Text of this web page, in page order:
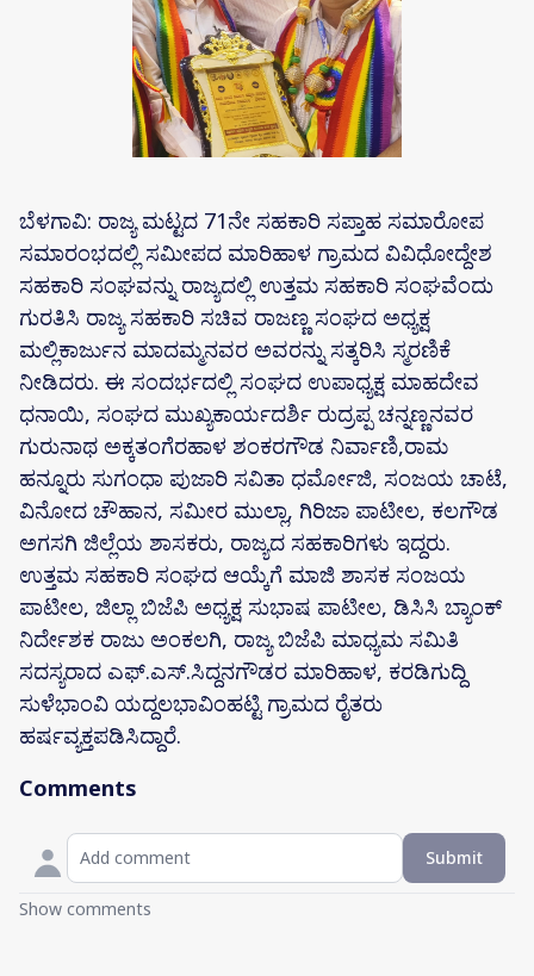
ಬೆಳಗಾವಿ: ರಾಜ್ಯ ಮಟ್ಟದ 71ನೇ ಸಹಕಾರಿ ಸಪ್ತಾಹ ಸಮಾರೋಪ
ಸಮಾರಂಭದಲ್ಲಿ ಸಮೀಪದ ಮಾರಿಹಾಳ ಗ್ರಾಮದ ವಿವಿಧೋದ್ದೇಶ
ಸಹಕಾರಿ ಸಂಘವನ್ನು ರಾಜ್ಯದಲ್ಲಿ ಉತ್ತಮ ಸಹಕಾರಿ ಸಂಘವೆಂದು
ಗುರತಿಸಿ ರಾಜ್ಯ ಸಹಕಾರಿ ಸಚಿವ ರಾಜಣ್ಣ ಸಂಘದ ಅಧ್ಯಕ್ಷ
ಮಲ್ಲಿಕಾರ್ಜುನ ಮಾದಮ್ಮನವರ ಅವರನ್ನು ಸತ್ಕರಿಸಿ ಸ್ಮರಣಿಕೆ
ನೀಡಿದರು. ಈ ಸಂದರ್ಭದಲ್ಲಿ ಸಂಘದ ಉಪಾಧ್ಯಕ್ಷ ಮಾಹದೇವ
ಧನಾಯಿ, ಸಂಘದ ಮುಖ್ಯಕಾರ್ಯದರ್ಶಿ ರುದ್ರಪ್ಪ ಚನ್ನಣ್ಣನವರ
ಗುರುನಾಥ ಅಕ್ಕತಂಗೆರಹಾಳ ಶಂಕರಗೌಡ ನಿರ್ವಾಣಿ,ರಾಮ
ಹನ್ನೂರು ಸುಗಂಧಾ ಪುಜಾರಿ ಸವಿತಾ ಧರ್ಮೋಜಿ, ಸಂಜಯ ಚಾಟೆ,
ವಿನೋದ ಚೌಹಾನ, ಸಮೀರ ಮುಲ್ಲಾ, ಗಿರಿಜಾ ಪಾಟೀಲ, ಕಲಗೌಡ
ಅಗಸಗಿ ಜಿಲ್ಲೆಯ ಶಾಸಕರು, ರಾಜ್ಯದ ಸಹಕಾರಿಗಳು ಇದ್ದರು.
ಉತ್ತಮ ಸಹಕಾರಿ ಸಂಘದ ಆಯ್ಕೆಗೆ ಮಾಜಿ ಶಾಸಕ ಸಂಜಯ
ಪಾಟೀಲ, ಜಿಲ್ಲಾ ಬಿಜೆಪಿ ಅಧ್ಯಕ್ಷ ಸುಭಾಷ ಪಾಟೀಲ, ಡಿಸಿಸಿ ಬ್ಯಾಂಕ್
ನಿರ್ದೇಶಕ ರಾಜು ಅಂಕಲಗಿ, ರಾಜ್ಯ ಬಿಜೆಪಿ ಮಾಧ್ಯಮ ಸಮಿತಿ
ಸದಸ್ಯರಾದ ಎಫ್.ಎಸ್.ಸಿದ್ದನಗೌಡರ ಮಾರಿಹಾಳ, ಕರಡಿಗುದ್ದಿ
ಸುಳೆಭಾಂವಿ ಯದ್ದಲಭಾವಿಂಹಟ್ಟಿ ಗ್ರಾಮದ ರೈತರು
ಹರ್ಷವ್ಯಕ್ತಪಡಿಸಿದ್ದಾರೆ.
Comments
Submit
Show comments